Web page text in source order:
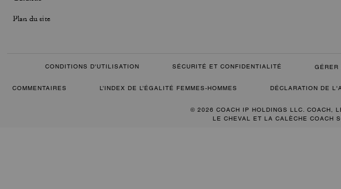
Plan du site
CONDITIONS D'UTILISATION SÉCURITÉ ET CONFIDENTIALITÉ GÉRER
COMMENTAIRES L’INDEX DE L’ÉGALITÉ FEMMES-HOMMES DÉCLARATION DE
© 2026 COACH IP HOLDINGS LLC. COACH,
LE CHEVAL ET LA CALÈCHE COACH